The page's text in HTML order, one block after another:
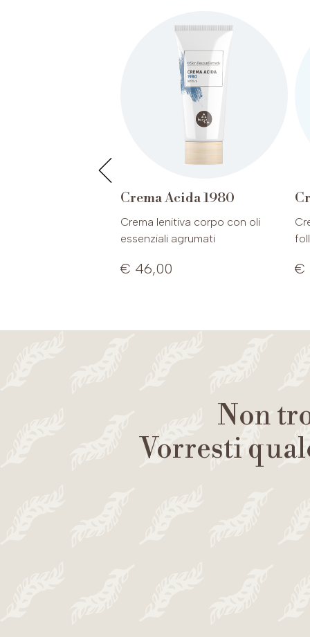
Crema Acida 1980
Crema lenitiva corpo con oli
essenziali agrumati
€ 46,00 €
Non
Vorresti